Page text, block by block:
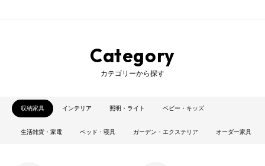
Category
カテゴリーから探す
収納家具 インテリア 照明・ライト ベビー・キッズ
生活雑貨・家電 ベッド・寝具 ガーデン・エクステリア オーダー家具